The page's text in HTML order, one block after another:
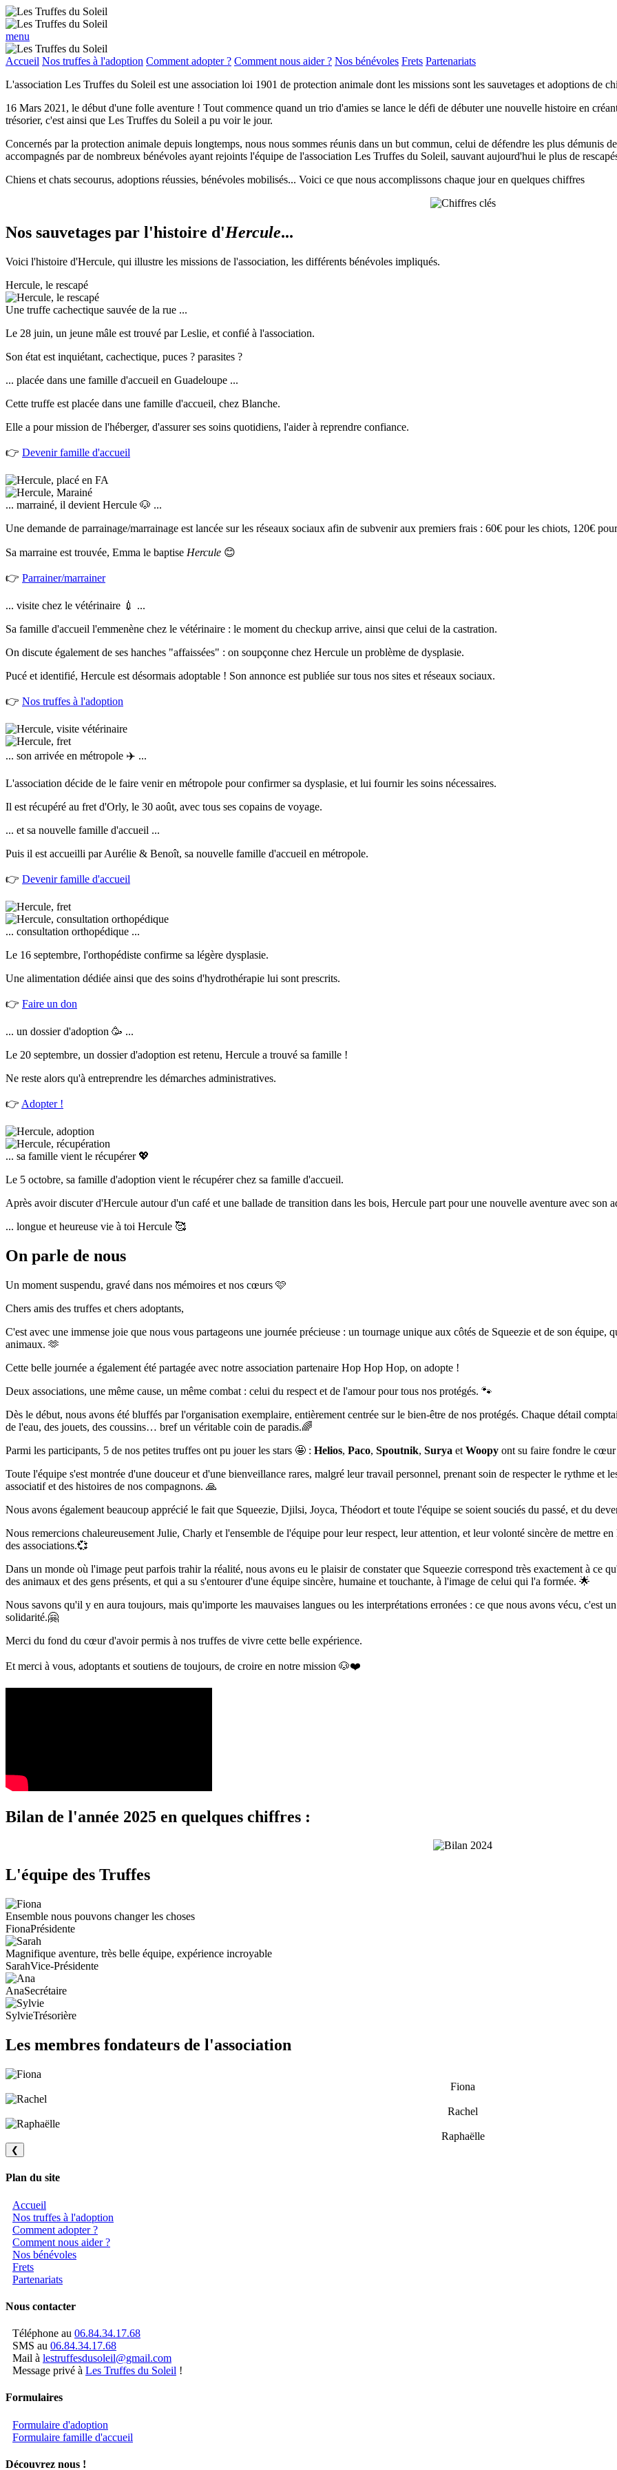
menu
Accueil Nos truffes à l'adoption Comment adopter ? Comment nous aider ? Nos bénévoles Frets Partenariats
L'association Les Truffes du Soleil est une association loi 1901 de protection animale dont les missions sont les sauvetages et adoptions de
16 Mars 2021, le début d'une folle aventure ! Tout commence quand un trio d'amies se lance le défi de débuter une nouvelle histoire en
trésorier, c'est ainsi que Les Truffes du Soleil a pu voir le jour.
Concernés par la protection animale depuis longtemps, nous nous sommes réunis dans un but commun, celui de défendre les plus démunis
accompagnés par de nombreux bénévoles ayant rejoints l'équipe de l'association Les Truffes du Soleil, sauvant aujourd'hui le plus de
Chiens et chats secourus, adoptions réussies, bénévoles mobilisés... Voici ce que nous accomplissons chaque jour en quelques chiffres
Nos sauvetages par l'histoire d'Hercule...
Voici l'histoire d'Hercule, qui illustre les missions de l'association, les différents bénévoles impliqués.
Hercule, le rescapé
Une truffe cachectique sauvée de la rue ...
Le 28 juin, un jeune mâle est trouvé par Leslie, et confié à l'association.
Son état est inquiétant, cachectique, puces ? parasites ?
... placée dans une famille d'accueil en Guadeloupe ...
Cette truffe est placée dans une famille d'accueil, chez Blanche.
Elle a pour mission de l'héberger, d'assurer ses soins quotidiens, l'aider à reprendre confiance.
👉 Devenir famille d'accueil
... marrainé, il devient Hercule 🐶 ...
Une demande de parrainage/marrainage est lancée sur les réseaux sociaux afin de subvenir aux premiers frais : 60€ pour les chiots, 120€
Sa marraine est trouvée, Emma le baptise Hercule 😊
👉 Parrainer/marrainer
... visite chez le vétérinaire 💉 ...
Sa famille d'accueil l'emmenène chez le vétérinaire : le moment du checkup arrive, ainsi que celui de la castration.
On discute également de ses hanches "affaissées" : on soupçonne chez Hercule un problème de dysplasie.
Pucé et identifié, Hercule est désormais adoptable ! Son annonce est publiée sur tous nos sites et réseaux sociaux.
👉 Nos truffes à l'adoption
... son arrivée en métropole ✈️ ...
L'association décide de le faire venir en métropole pour confirmer sa dysplasie, et lui fournir les soins nécessaires.
Il est récupéré au fret d'Orly, le 30 août, avec tous ses copains de voyage.
... et sa nouvelle famille d'accueil ...
Puis il est accueilli par Aurélie & Benoît, sa nouvelle famille d'accueil en métropole.
👉 Devenir famille d'accueil
... consultation orthopédique ...
Le 16 septembre, l'orthopédiste confirme sa légère dysplasie.
Une alimentation dédiée ainsi que des soins d'hydrothérapie lui sont prescrits.
👉 Faire un don
... un dossier d'adoption 🥳 ...
Le 20 septembre, un dossier d'adoption est retenu, Hercule a trouvé sa famille !
Ne reste alors qu'à entreprendre les démarches administratives.
👉 Adopter !
... sa famille vient le récupérer 💖
Le 5 octobre, sa famille d'adoption vient le récupérer chez sa famille d'accueil.
Après avoir discuter d'Hercule autour d'un café et une ballade de transition dans les bois, Hercule part pour une nouvelle aventure avec son
... longue et heureuse vie à toi Hercule 🥰
On parle de nous
Un moment suspendu, gravé dans nos mémoires et nos cœurs 🩷
Chers amis des truffes et chers adoptants,
C'est avec une immense joie que nous vous partageons une journée précieuse : un tournage unique aux côtés de Squeezie et de son
animaux. 🫶
Cette belle journée a également été partagée avec notre association partenaire Hop Hop Hop, on adopte !
Deux associations, une même cause, un même combat : celui du respect et de l'amour pour tous nos protégés. 🐾
Dès le début, nous avons été bluffés par l'organisation exemplaire, entièrement centrée sur le bien-être de nos protégés. Chaque détail
de l'eau, des jouets, des coussins… bref un véritable coin de paradis.🌈
Parmi les participants, 5 de nos petites truffes ont pu jouer les stars 🤩 : Helios, Paco, Spoutnik, Surya et Woopy ont su faire fondre le cœur
Toute l'équipe s'est montrée d'une douceur et d'une bienveillance rares, malgré leur travail personnel, prenant soin de respecter le rythme et
associatif et des histoires de nos compagnons. 🙏
Nous avons également beaucoup apprécié le fait que Squeezie, Djilsi, Joyca, Théodort et toute l'équipe se soient souciés du passé, et du
Nous remercions chaleureusement Julie, Charly et l'ensemble de l'équipe pour leur respect, leur attention, et leur volonté sincère de mettre
des associations.💞
Dans un monde où l'image peut parfois trahir la réalité, nous avons eu le plaisir de constater que Squeezie correspond très exactement à ce
des animaux et des gens présents, et qui a su s'entourer d'une équipe sincère, humaine et touchante, à l'image de celui qui l'a formée. 🌟
Nous savons qu'il y en aura toujours, mais qu'importe les mauvaises langues ou les interprétations erronées : ce que nous avons vécu, c'est
solidarité.🤗
Merci du fond du cœur d'avoir permis à nos truffes de vivre cette belle expérience.
Et merci à vous, adoptants et soutiens de toujours, de croire en notre mission 🐶❤️
Bilan de l'année 2025 en quelques chiffres :
L'équipe des Truffes
Ensemble nous pouvons changer les choses
FionaPrésidente
Magnifique aventure, très belle équipe, expérience incroyable
SarahVice-Présidente
AnaSecrétaire
SylvieTrésorière
Les membres fondateurs de l'association
Fiona
Rachel
Raphaëlle
❮
Plan du site
Accueil
Nos truffes à l'adoption
Comment adopter ?
Comment nous aider ?
Nos bénévoles
Frets
Partenariats
Nous contacter
Téléphone au 06.84.34.17.68
SMS au 06.84.34.17.68
Mail à lestruffesdusoleil@gmail.com
Message privé à Les Truffes du Soleil !
Formulaires
Formulaire d'adoption
Formulaire famille d'accueil
Découvrez nous !